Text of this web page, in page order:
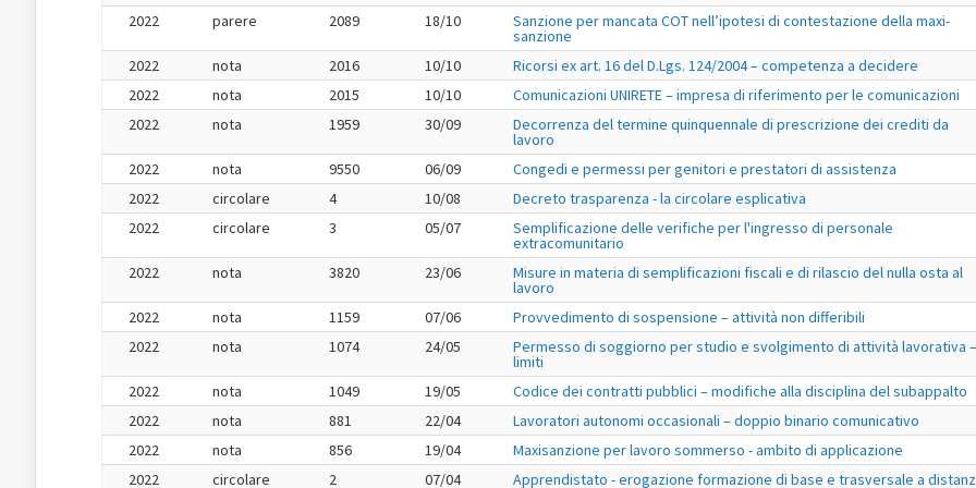
2022
parere 2089 18/10 Sanzione per mancata COT nell’ipotesi di contestazione della maxi-
sanzione
2022
nota 2016 10/10
Ricorsi ex art. 16 del D.Lgs. 124/2004 – competenza a decidere
2022
nota 2015 10/10
Comunicazioni UNIRETE – impresa di riferimento per le comunicazioni
2022
nota 1959 30/09 Decorrenza del termine quinquennale di prescrizione dei crediti da
lavoro
2022
nota 9550 06/09
Congedi e permessi per genitori e prestatori di assistenza
2022
circolare 4 10/08
Decreto trasparenza - la circolare esplicativa
2022
circolare 3 05/07 Semplificazione delle verifiche per l'ingresso di personale
extracomunitario
2022
nota 3820 23/06 Misure in materia di semplificazioni fiscali e di rilascio del nulla osta al
lavoro
2022
nota 1159 07/06
Provvedimento di sospensione – attività non differibili
2022
nota 1074 24/05 Permesso di soggiorno per studio e svolgimento di attività lavorativa –
limiti
2022
nota 1049 19/05
Codice dei contratti pubblici – modifiche alla disciplina del subappalto
2022
nota 881 22/04
Lavoratori autonomi occasionali – doppio binario comunicativo
2022
nota 856 19/04
Maxisanzione per lavoro sommerso - ambito di applicazione
2022
circolare 2 07/04 Apprendistato - erogazione formazione di base e trasversale a